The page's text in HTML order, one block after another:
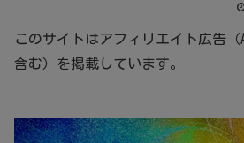
このサイトはアフィリエイト広告（
含む）を掲載しています。